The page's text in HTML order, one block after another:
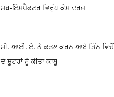
ਸਬ-ਇੰਸਪੈਕਟਰ ਵਿਰੁੱਧ ਕੇਸ ਦਰਜ
ਸੀ. ਆਈ. ਏ. ਨੇ ਕਤਲ ਕਰਨ ਆਏ ਤਿੰਨ ਵਿਚੋਂ
ਦੋ ਸ਼ੂਟਰਾਂ ਨੂੰ ਕੀਤਾ ਕਾਬੂ